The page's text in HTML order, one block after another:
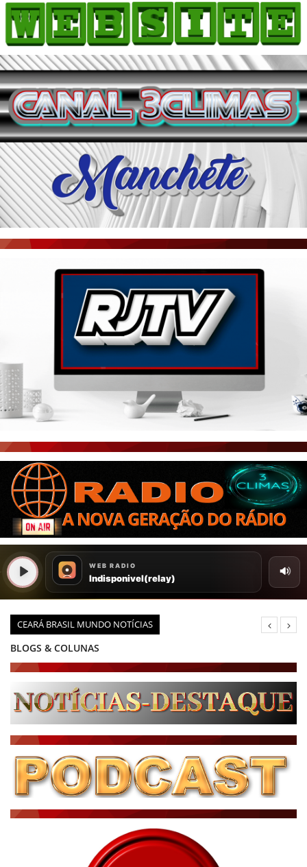
CEARÁ BRASIL MUNDO NOTÍCIAS
BLOGS & COLUNAS
PODCAST - PONTO DE VISTA
BRASIL DE FATO - ÚLTIMAS NOTÍCIAS
ÚLTIMAS NOTÍCIAS
NOTÍCIAS TAMBÉM NA TELA
BRASIL MUNDO AO VIVO
HOME
COMO ANUNCIAR
JORNAIS DO BRASIL
PODCAST/NOTÍCIAS
AS NOTÍCIAS DO DIA
ACONTECEU...VIROU MANCHETE!
BLOGS & COLUNAS
AGÊNCIA DE NOTÍCIAS
CNN BRASIL
PORTAL CEARÁ
ÚLTIMAS POSTAGENS
BOAS NOTÍCIAS...VIRAM MANCHETE!
CEARÁ BRASIL NOTÍCIAS
CEARÁ BRASIL MUNDO 1
BRASIL DE FATO
NOTÍCIAS GERAIS
CONECTE-SE
REGISTO